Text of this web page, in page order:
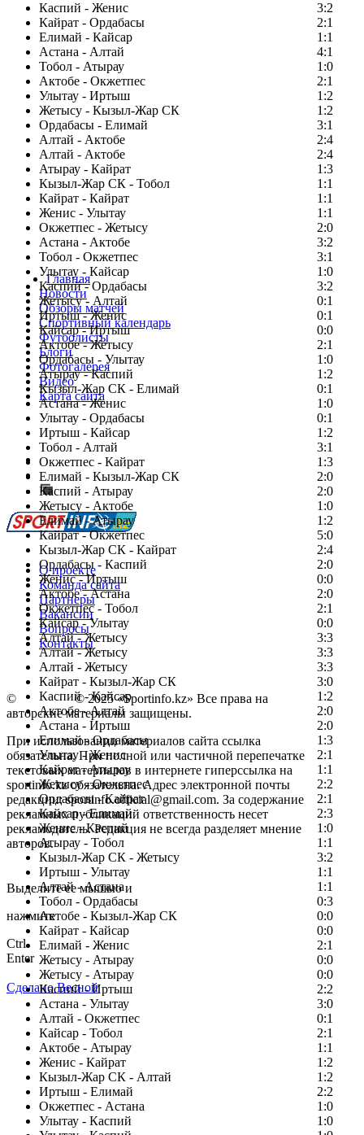
Каспий - Женис
3:2
Кайрат - Ордабасы
2:1
Елимай - Кайсар
1:1
Астана - Алтай
4:1
Тобол - Атырау
1:0
Актобе - Окжетпес
2:1
Улытау - Иртыш
1:2
Жетысу - Кызыл-Жар СК
1:2
Ордабасы - Елимай
3:1
Алтай - Актобе
2:4
Алтай - Актобе
2:4
Атырау - Кайрат
1:3
Кызыл-Жар СК - Тобол
1:1
Кайрат - Кайрат
1:1
Женис - Улытау
1:1
Окжетпес - Жетысу
2:0
Астана - Актобе
3:2
Тобол - Окжетпес
3:1
Улытау - Кайсар
1:0
Каспий - Ордабасы
3:2
Жетысу - Алтай
0:1
Иртыш - Женис
0:1
Кайсар - Иртыш
0:0
Актобе - Жетысу
2:1
Ордабасы - Улытау
1:0
Атырау - Каспий
1:2
Кызыл-Жар СК - Елимай
0:1
Астана - Женис
1:0
Улытау - Ордабасы
0:1
Иртыш - Кайсар
1:2
Тобол - Алтай
3:1
Окжетпес - Кайрат
1:3
Елимай - Кызыл-Жар СК
2:0
Каспий - Атырау
2:0
Жетысу - Актобе
1:0
Елимай - Атырау
1:2
Кайрат - Окжетпес
5:0
Кызыл-Жар СК - Кайрат
2:4
Ордабасы - Каспий
2:0
Женис - Иртыш
0:0
Актобе - Астана
2:0
Окжетпес - Тобол
2:1
Кайсар - Улытау
0:0
Алтай - Жетысу
3:3
Алтай - Жетысу
3:3
Алтай - Жетысу
3:3
Кайрат - Кызыл-Жар СК
3:0
Каспий - Кайсар
1:2
Актобе - Алтай
2:0
Астана - Иртыш
2:0
Елимай - Ордабасы
1:3
Улытау - Женис
2:1
Кайрат - Атырау
1:1
Жетысу - Окжетпес
2:2
Ордабасы - Кайрат
2:1
Кайсар - Елимай
2:3
Женис - Каспий
1:0
Атырау - Тобол
1:1
Кызыл-Жар СК - Жетысу
3:2
Иртыш - Улытау
1:1
Алтай - Астана
1:1
Тобол - Ордабасы
0:3
Актобе - Кызыл-Жар СК
0:0
Кайрат - Кайсар
0:0
Елимай - Женис
2:1
Жетысу - Атырау
0:0
Жетысу - Атырау
0:0
Каспий - Иртыш
2:2
Астана - Улытау
3:0
Алтай - Окжетпес
0:1
Кайсар - Тобол
2:1
Актобе - Атырау
1:1
Женис - Кайрат
1:2
Кызыл-Жар СК - Алтай
1:2
Иртыш - Елимай
2:2
Окжетпес - Астана
1:0
Улытау - Каспий
1:0
Главная
Новости
Обзоры матчей
Спортивный календарь
Футболисты
Блоги
Фотогалерея
Видео
Карта сайта
Есть идея?
Сообщить о мероприятии
Перейти на старый сайт
О проекте
Команда сайта
Партнеры
Вакансии
Вопросы
Контакты
© Copyright© 2025 «Sportinfo.kz» Все права на
авторские материалы защищены.
При использовании материалов сайта ссылка
обязательна. При полной или частичной перепечатке
текстовых материалов в интернете гиперссылка на
sportinfo.kz обязательна. Адрес электронной почты
редакции: sportinfo.official@gmail.com. За содержание
рекламных публикаций ответственность несет
рекламодатель. Редакция не всегда разделяет мнение
авторов.
Заметили ошибку в тексте?
Выделите ее мышью и
нажмите
Ctrl
Enter
Сделано Весной